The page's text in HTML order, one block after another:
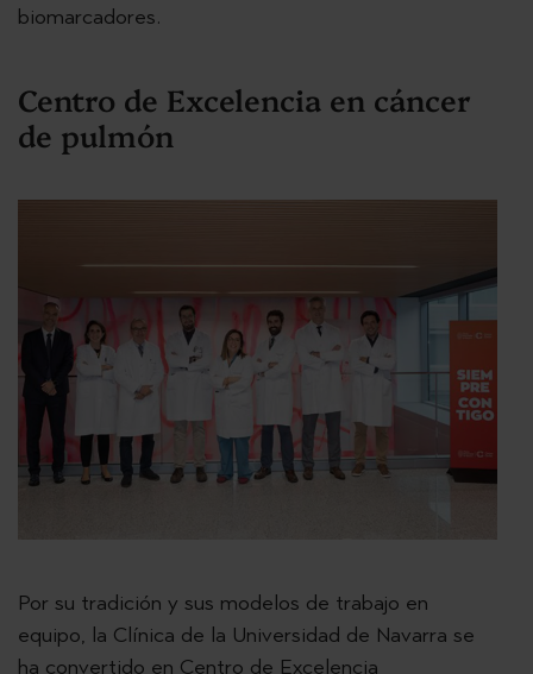
biomarcadores.
Centro de Excelencia en cáncer
de pulmón
Por su tradición y sus modelos de trabajo en
equipo, la Clínica de la Universidad de Navarra se
ha convertido en Centro de Excelencia